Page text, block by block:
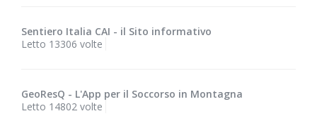
Sentiero Italia CAI - il Sito informativo
Letto 13306 volte
GeoResQ - L'App per il Soccorso in Montagna
Letto 14802 volte